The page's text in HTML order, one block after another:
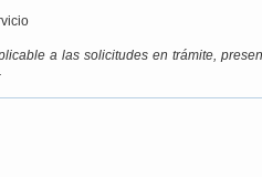
a las solicitudes en trámite,